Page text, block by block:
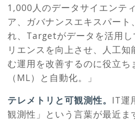
1,000人のデータサイエンテ
ア、ガバナンスエキスパート
れ、Targetがデータを活用
リエンスを向上させ、人工
む運用を改善するのに役立ち
（ML）と自動化。」
テレメトリと可観測性。 IT運
観測性」という言葉が最近ま